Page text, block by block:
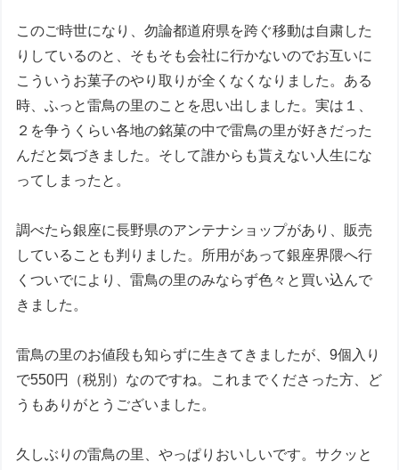
このご時世になり、勿論都道府県を跨ぐ移動は自粛した
りしているのと、そもそも会社に行かないのでお互いに
こういうお菓子のやり取りが全くなくなりました。ある
時、ふっと雷鳥の里のことを思い出しました。実は１、
２を争うくらい各地の銘菓の中で雷鳥の里が好きだった
んだと気づきました。そして誰からも貰えない人生にな
ってしまったと。
調べたら銀座に長野県のアンテナショップがあり、販売
していることも判りました。所用があって銀座界隈へ行
くついでにより、雷鳥の里のみならず色々と買い込んで
きました。
雷鳥の里のお値段も知らずに生きてきましたが、9個入り
で550円（税別）なのですね。これまでくださった方、ど
うもありがとうございました。
久しぶりの雷鳥の里、やっぱりおいしいです。サクッと